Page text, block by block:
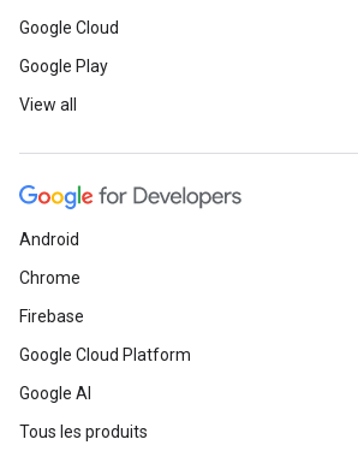
Google Cloud
Google Play
View all
Android
Chrome
Firebase
Google Cloud Platform
Google AI
Tous les produits